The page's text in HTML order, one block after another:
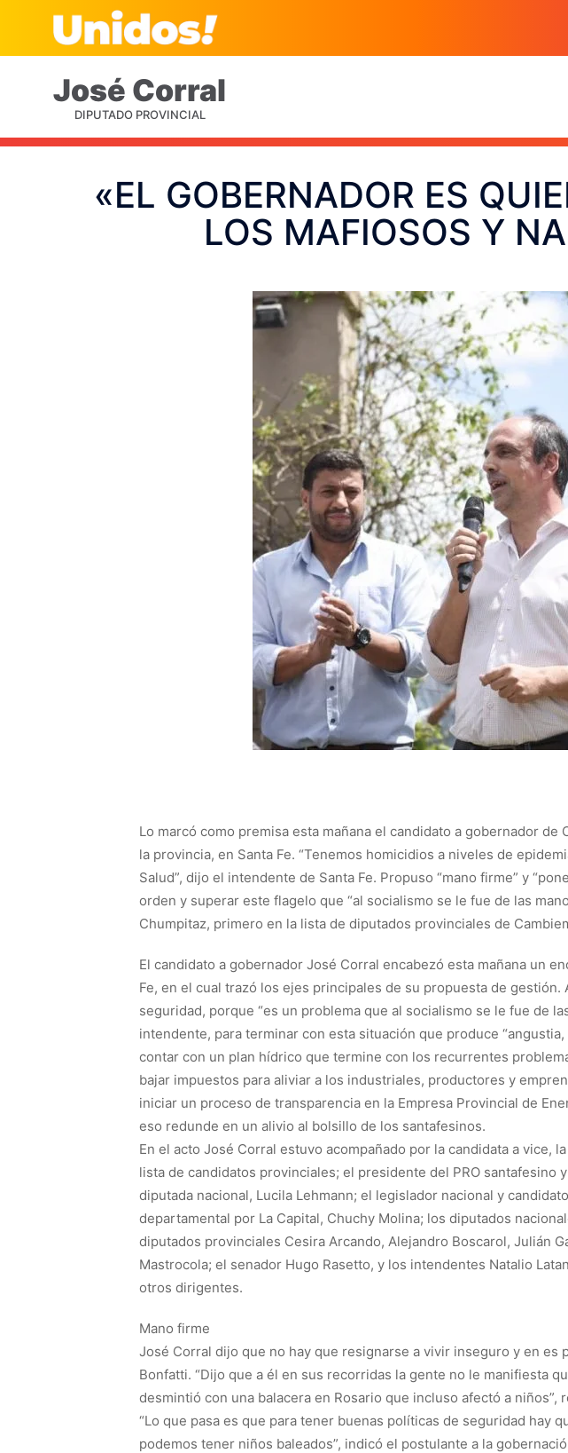
José Corral
DIPUTADO PROVINCIAL
«EL GOBERNADOR ES
LOS MAFIOSOS Y
Lo marcó como premisa esta mañana el candidato a gobernador
la provincia, en Santa Fe. “Tenemos homicidios a niveles de
Salud”, dijo el intendente de Santa Fe. Propuso “mano firme” y
orden y superar este flagelo que “al socialismo se le fue de las
Chumpitaz, primero en la lista de diputados provinciales de
El candidato a gobernador José Corral encabezó esta mañana un
Fe, en el cual trazó los ejes principales de su propuesta de
seguridad, porque “es un problema que al socialismo se le fue de
intendente, para terminar con esta situación que produce
contar con un plan hídrico que termine con los recurrentes
bajar impuestos para aliviar a los industriales, productores y
iniciar un proceso de transparencia en la Empresa Provincial de
eso redunde en un alivio al bolsillo de los santafesinos.
En el acto José Corral estuvo acompañado por la candidata a
lista de candidatos provinciales; el presidente del PRO
diputada nacional, Lucila Lehmann; el legislador nacional y
departamental por La Capital, Chuchy Molina; los diputados
diputados provinciales Cesira Arcando, Alejandro Boscarol, Julián
Mastrocola; el senador Hugo Rasetto, y los intendentes Natalio
otros dirigentes.
Mano firme
José Corral dijo que no hay que resignarse a vivir inseguro y en
Bonfatti. “Dijo que a él en sus recorridas la gente no le manifiesta
desmintió con una balacera en Rosario que incluso afectó a
“Lo que pasa es que para tener buenas políticas de seguridad hay
podemos tener niños baleados”, indicó el postulante a la